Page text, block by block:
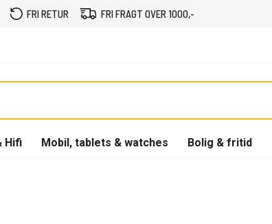
FRI RETUR FRI FRAGT OVER 1000,-
Hifi Mobil, tablets & watches Bolig & fritid